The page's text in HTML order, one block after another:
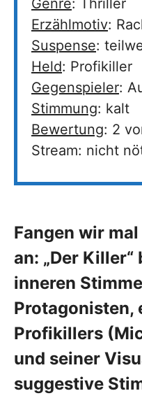
Genre: Thriller
Erzählmotiv:
Suspense:
Held: Profikiller
Gegenspieler:
Stimmung: kalt
Bewertung: 2
Stream: nicht
Fangen wir
an: „Der
inneren
Protagonisten,
Profikillers
und seiner
suggestive